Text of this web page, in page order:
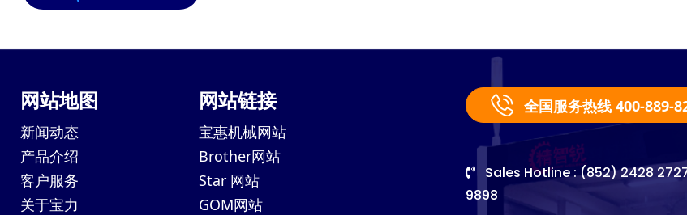
网站地图
新闻动态
产品介绍
客户服务
关于宝力
网站链接
宝惠机械网站
Brother网站
Star 网站
GOM网站
全国服务热线 400-889-
Sales Hotline : (852) 2428
9898